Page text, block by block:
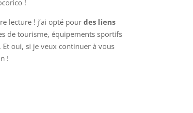
!
lecture ! j’ai opté pourdes liens
de tourisme, équipements sportifs
oui, si je veux continuer à vous
!